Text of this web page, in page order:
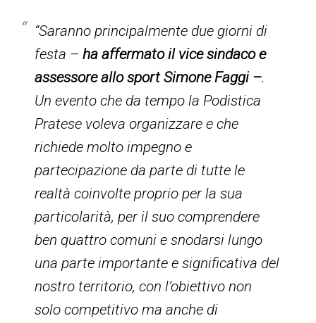
“Saranno principalmente due giorni di
festa –ha affermato il vice sindaco e
assessore allo sport Simone Faggi –.
Un evento che da tempo la Podistica
Pratese voleva organizzare e che
richiede molto impegno e
partecipazione da parte di tutte le
realtà coinvolte proprio per la sua
particolarità, per il suo comprendere
ben quattro comuni e snodarsi lungo
una parte importante e significativa del
nostro territorio, con l’obiettivo non
solo competitivo ma anche di